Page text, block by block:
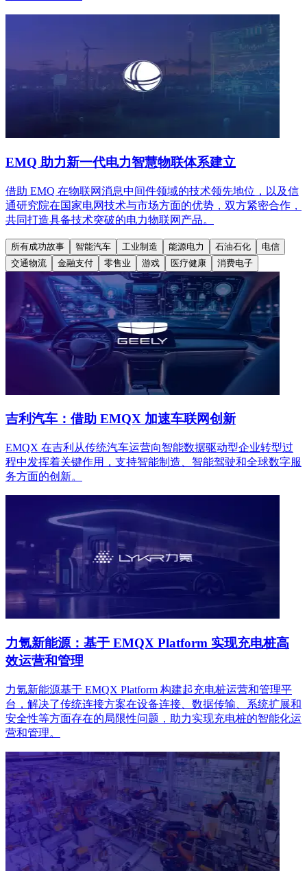
EMQ 助力新一代电力智慧物联体系建立
借助 EMQ 在物联网消息中间件领域的技术领先地位，以及信
通研究院在国家电网技术与市场方面的优势，双方紧密合作，
共同打造具备技术突破的电力物联网产品。
所有成功故事 智能汽车 工业制造 能源电力 石油石化
电信
交通物流
金融支付 零售业 游戏 医疗健康 消费电子
吉利汽车：借助 EMQX 加速车联网创新
EMQX 在吉利从传统汽车运营向智能数据驱动型企业转型过
程中发挥着关键作用，支持智能制造、智能驾驶和全球数字服
务方面的创新。
力氪新能源：基于 EMQX Platform 实现充电桩高
效运营和管理
力氪新能源基于 EMQX Platform 构建起充电桩运营和管理平
台，解决了传统连接方案在设备连接、数据传输、系统扩展和
安全性等方面存在的局限性问题，助力实现充电桩的智能化运
营和管理。